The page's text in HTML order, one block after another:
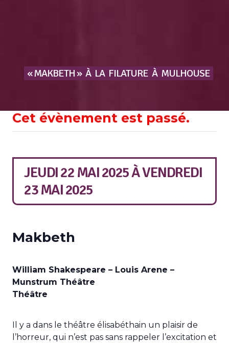
« MAKBETH » À LA FILATURE À MULHOUSE
Cet évènement est passé.
JEUDI 22 MAI 2025ÀVENDREDI
23 MAI 2025
Makbeth
William Shakespeare – Louis Arene –
Munstrum Théâtre
Théâtre
Il y a dans le théâtre élisabéthain un plaisir de
l’horreur, qui n’est pas sans rappeler l’excitation et